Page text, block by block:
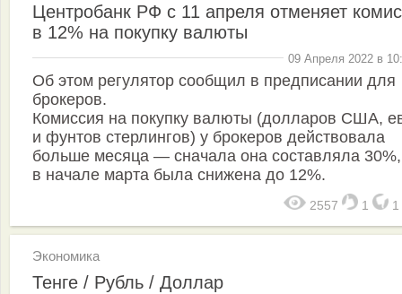
Центробанк РФ с 11 апреля отменяет
в 12% на покупку валюты
09 Апреля 2022 в
Об этом регулятор сообщил в предписании для
брокеров.
Комиссия на покупку валюты (долларов США,
и фунтов стерлингов) у брокеров действовала
больше месяца — сначала она составляла
в начале марта была снижена до 12%.
2557 1 1
Экономика
Тенге / Рубль / Доллар